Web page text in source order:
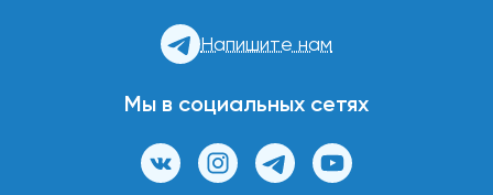
Напишите нам
Мы в социальных сетях